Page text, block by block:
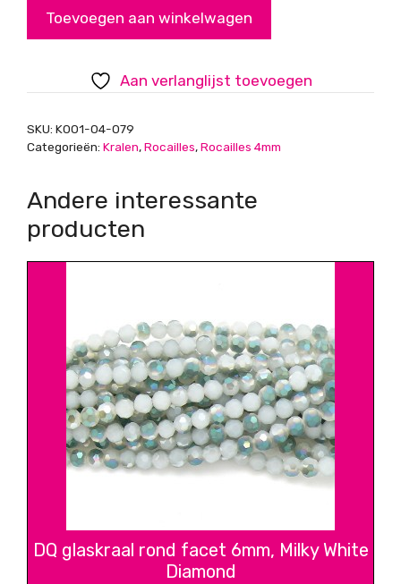
groen
4mm
aantal
Toevoegen aan winkelwagen
Aan verlanglijst toevoegen
SKU: K001-04-079
Categorieën: Kralen,Rocailles,Rocailles 4mm
Andere interessante
producten
DQ glaskraal rond facet 6mm, Milky White
Diamond